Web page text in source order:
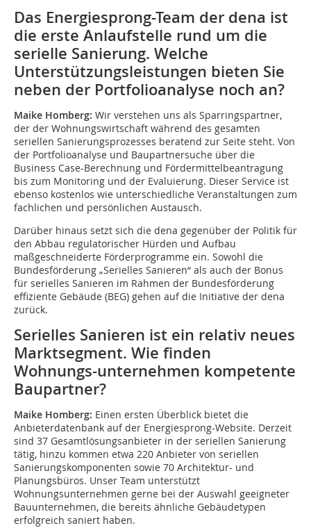
Das Energiesprong-Team der dena ist
die erste Anlaufstelle rund um die
serielle Sanierung. Welche
Unterstützungsleistungen bieten Sie
neben der Portfolioanalyse noch an?
Maike Homberg: Wir verstehen uns als Sparringspartner,
der der Wohnungswirtschaft während des gesamten
seriellen Sanierungsprozesses beratend zur Seite steht. Von
der Portfolioanalyse und Baupartnersuche über die
Business Case-Berechnung und Fördermittelbeantragung
bis zum Monitoring und der Evaluierung. Dieser Service ist
ebenso kostenlos wie unterschiedliche Veranstaltungen zum
fachlichen und persönlichen Austausch.
Darüber hinaus setzt sich die dena gegenüber der Politik für
den Abbau regulatorischer Hürden und Aufbau
maßgeschneiderte Förderprogramme ein. Sowohl die
Bundesförderung „Serielles Sanieren“ als auch der Bonus
für serielles Sanieren im Rahmen der Bundesförderung
effiziente Gebäude (BEG) gehen auf die Initiative der dena
zurück.
Serielles Sanieren ist ein relativ neues
Marktsegment. Wie finden
Wohnungs-unternehmen kompetente
Baupartner?
Maike Homberg: Einen ersten Überblick bietet die
Anbieterdatenbank auf der Energiesprong-Website. Derzeit
sind 37 Gesamtlösungsanbieter in der seriellen Sanierung
tätig, hinzu kommen etwa 220 Anbieter von seriellen
Sanierungskomponenten sowie 70 Architektur- und
Planungsbüros. Unser Team unterstützt
Wohnungsunternehmen gerne bei der Auswahl geeigneter
Bauunternehmen, die bereits ähnliche Gebäudetypen
erfolgreich saniert haben.